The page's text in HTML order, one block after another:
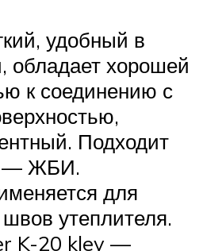
удобный в
обладает хорошей
к соединению с
Подходит
— ЖБИ.
для
утеплителя.
K-20 kley —